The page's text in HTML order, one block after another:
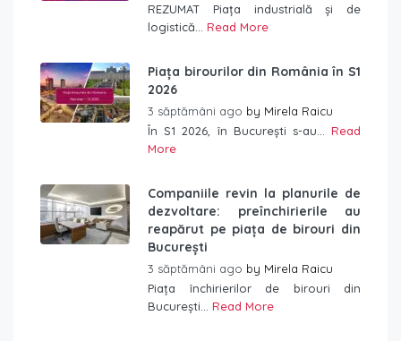
REZUMAT Piața industrială și de
logistică... Read More
Piața birourilor din România în S1
2026
3 săptămâni ago by Mirela Raicu
În S1 2026, în București s-au... Read
More
Companiile revin la planurile de
dezvoltare: preînchirierile au
reapărut pe piața de birouri din
București
3 săptămâni ago by Mirela Raicu
Piața închirierilor de birouri din
București... Read More